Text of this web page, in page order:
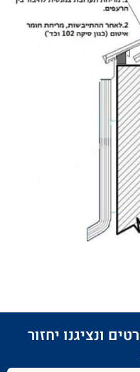
ונציגנו יחזור